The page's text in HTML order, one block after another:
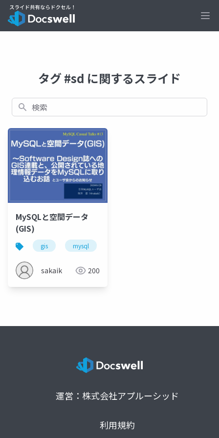
タグ #sd に関するスライド
検索
MySQLと空間データ
(GIS)
gis mysql
sakaik 200
運営：株式会社アプルーシッド
利用規約